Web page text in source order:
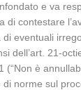
e va
di contestare
di eventuali
dell’art. 21-
(“Non è
norme sul